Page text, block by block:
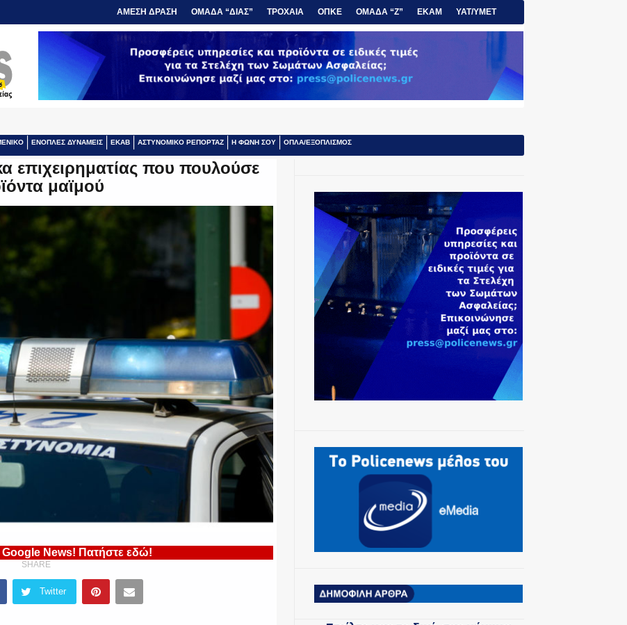
ΑΜΕΣΗ ΔΡΑΣΗ ΟΜΑΔΑ “ΔΙΑΣ” ΤΡΟΧΑΙΑ ΟΠΚΕ ΟΜΑΔΑ “Ζ” ΕΚΑΜ ΥΑΤ/ΥΜΕΤ
ΕΝΟΠΛΕΣ ΔΥΝΑΜΕΙΣ ΕΚΑΒ ΑΣΤΥΝΟΜΙΚΟ ΡΕΠΟΡΤΑΖ Η ΦΩΝΗ ΣΟΥ ΟΠΛΑ/ΕΞΟΠΛΙΣΜΟΣ
επιχειρηματίας που πουλούσε
μαϊμού
Google News! Πατήστε εδώ!
SHARE
Twitter